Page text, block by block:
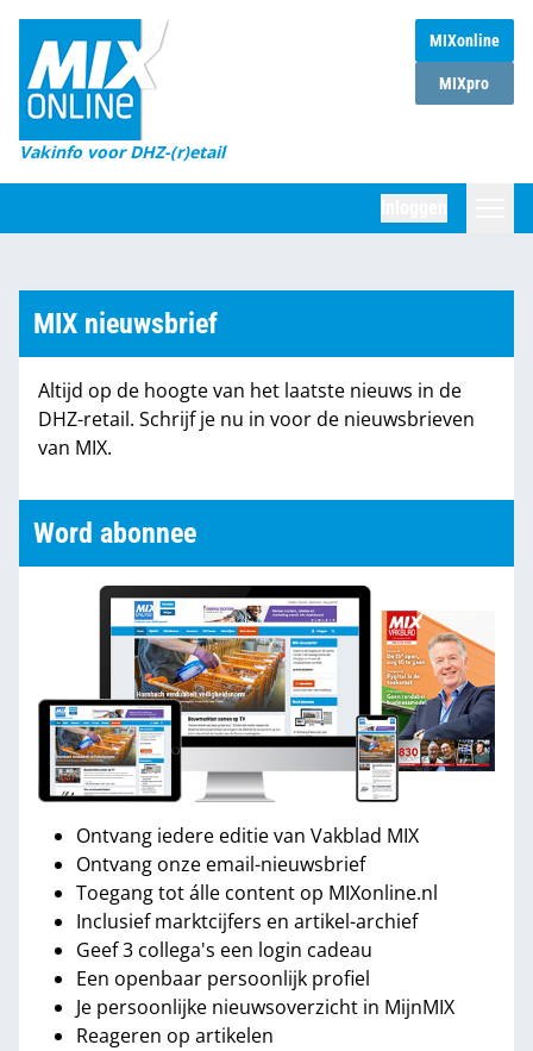
MIXonline
MIXpro
Vakinfo voor DHZ-(r)etail
Home
Magazines
DHZ Sessie
Marktcijfers
Partners
MIX nieuwsbrief
Altijd op de hoogte van het laatste nieuws in de
DHZ-retail. Schrijf je nu in voor de nieuwsbrieven
van MIX.
Word abonnee
Ontvang iedere editie van Vakblad MIX
Ontvang onze email-nieuwsbrief
Toegang tot álle content op MIXonline.nl
Inclusief marktcijfers en artikel-archief
Geef 3 collega's een login cadeau
Een openbaar persoonlijk profiel
Je persoonlijke nieuwsoverzicht in MijnMIX
Reageren op artikelen